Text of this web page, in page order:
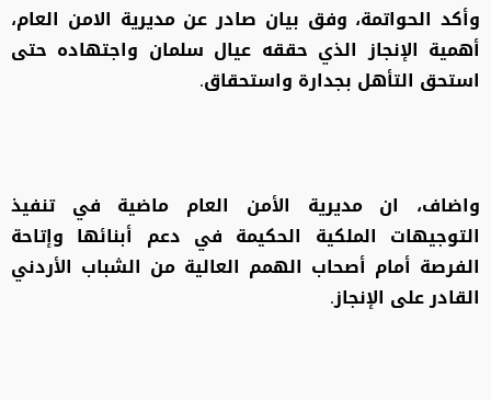
وأكد الحواتمة، وفق بيان صادر عن مديرية الامن العام،
أهمية الإنجاز الذي حققه عيال سلمان واجتهاده حتى
استحق التأهل بجدارة واستحقاق.
واضاف، ان مديرية الأمن العام ماضية في تنفيذ
التوجيهات الملكية الحكيمة في دعم أبنائها وإتاحة
الفرصة أمام أصحاب الهمم العالية من الشباب الأردني
القادر على الإنجاز.